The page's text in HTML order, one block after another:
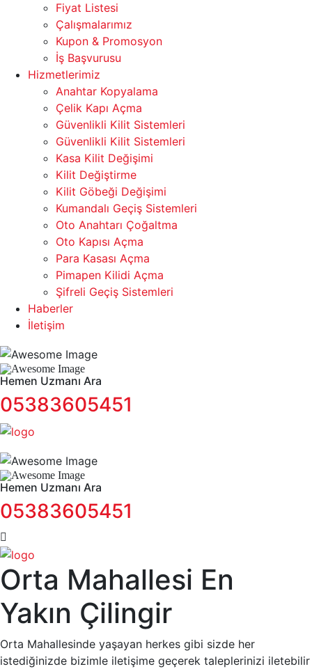
Fiyat Listesi
Çalışmalarımız
Kupon & Promosyon
İş Başvurusu
Hizmetlerimiz
Anahtar Kopyalama
Çelik Kapı Açma
Güvenlikli Kilit Sistemleri
Güvenlikli Kilit Sistemleri
Kasa Kilit Değişimi
Kilit Değiştirme
Kilit Göbeği Değişimi
Kumandalı Geçiş Sistemleri
Oto Anahtarı Çoğaltma
Oto Kapısı Açma
Para Kasası Açma
Pimapen Kilidi Açma
Şifreli Geçiş Sistemleri
Haberler
İletişim
Hemen Uzmanı Ara
05383605451
Hemen Uzmanı Ara
05383605451
Orta Mahallesi En
Yakın Çilingir
Orta Mahallesinde yaşayan herkes gibi sizde her
istediğinizde bizimle iletişime geçerek taleplerinizi iletebilir